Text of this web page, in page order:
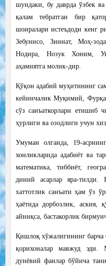
шундаки, бу даврда ўзбек
қалам тебратган бир
шоиралари истеъдоди кенг
Зебунисо, Зиннат, Моҳ-
Нодира, Нозук Хоним,
аҳамиятга молик-дир.
Қўқон адабий муҳитининг
кейинчалик Муқимий,
сўз санъаткорлари етишиб
ҳурлиги ва озодлиги учун
Умуман олганда, 19-
хонликларида адабиёт ва
математика, тиббиёт,
диний асарлар яра-тилди.
хаттотлик санъати ҳам ўз
ҳаётида дорбозлик, аския,
айниқса, бастакорлик
Қишлоқ хўжалигининг барча
қорихоналар мавжуд эди.
дунёвий фанлар бўйича